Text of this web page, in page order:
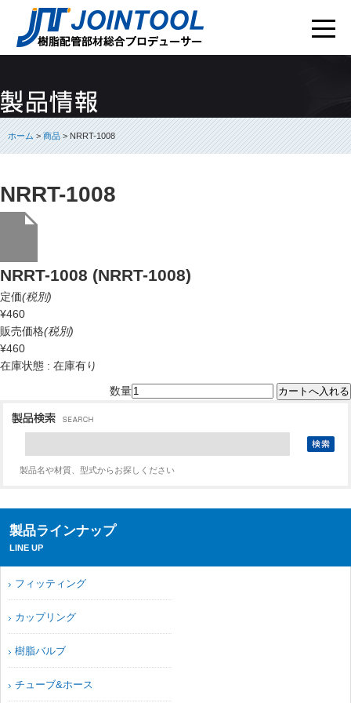
ホーム>商品> NRRT-1008
NRRT-1008
NRRT-1008 (NRRT-1008)
定価(税別)
¥460
販売価格(税別)
¥460
在庫状態 : 在庫有り
数量
製品名や材質、型式からお探しください
製品ラインナップ
LINE UP
フィッティング
カップリング
樹脂バルブ
チューブ&ホース